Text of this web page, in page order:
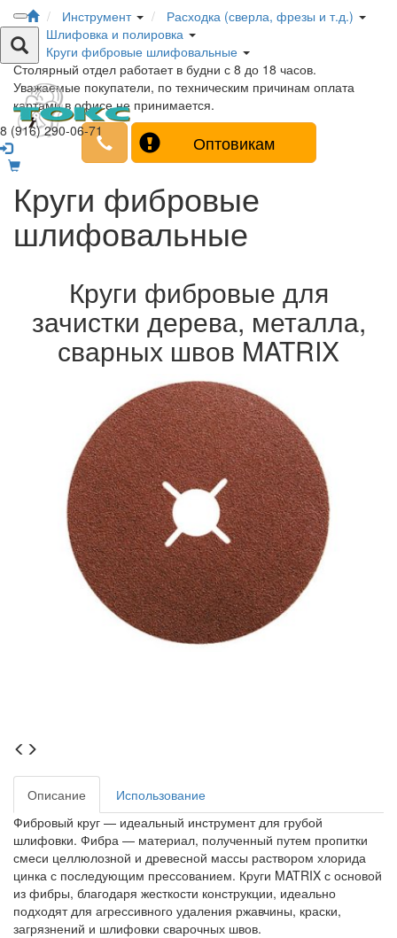
8 (916) 290-06-71
Инструмент
Расходка (сверла, фрезы и т.д.)
Шлифовка и полировка
Круги фибровые шлифовальные
Столярный отдел работает в будни с 8 до 18 часов.
Уважаемые покупатели, по техническим причинам оплата
картами в офисе не принимается.
Оптовикам
Круги фибровые
шлифовальные
Круги фибровые для
зачистки дерева, металла,
сварных швов MATRIX
Описание
Использование
Фибровый круг — идеальный инструмент для грубой
шлифовки. Фибра — материал, полученный путем пропитки
смеси целлюлозной и древесной массы раствором хлорида
цинка с последующим прессованием. Круги MATRIX с основой
из фибры, благодаря жесткости конструкции, идеально
подходят для агрессивного удаления ржавчины, краски,
загрязнений и шлифовки сварочных швов.